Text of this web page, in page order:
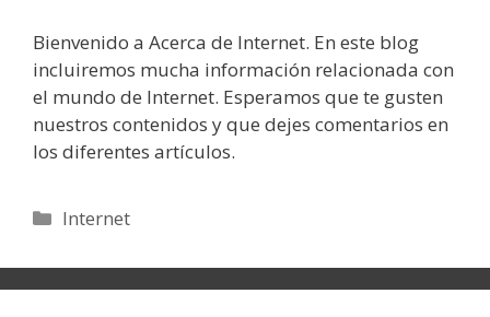
Bienvenido a Acerca de Internet. En este blog
incluiremos mucha información relacionada con
el mundo de Internet. Esperamos que te gusten
nuestros contenidos y que dejes comentarios en
los diferentes artículos.
Categorías
Internet